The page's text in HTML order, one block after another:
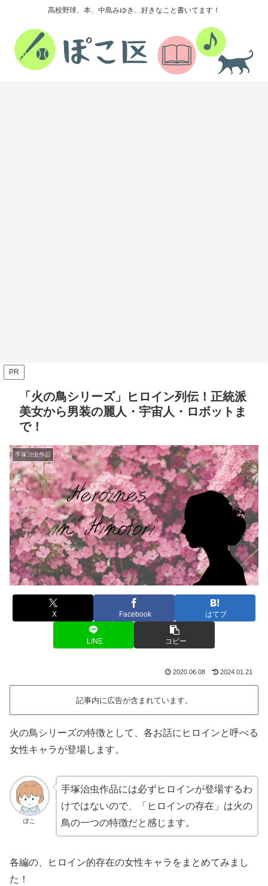
高校野球、本、中島みゆき…好きなこと書いてます！
PR
「火の鳥シリーズ」ヒロイン列伝！正統派
美女から男装の麗人・宇宙人・ロボットま
で！
手塚治虫作品
X Facebook はてブ
LINE コピー
2020.06.08 2024.01.21
記事内に広告が含まれています。
火の鳥シリーズの特徴として、各お話にヒロインと呼べる
女性キャラが登場します。
ぽこ
手塚治虫作品には必ずヒロインが登場するわ
けではないので、「ヒロインの存在」は火の
鳥の一つの特徴だと感じます。
各編の、ヒロイン的存在の女性キャラをまとめてみまし
た！